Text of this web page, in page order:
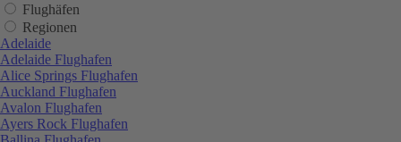
Flughäfen
Regionen
Adelaide
Adelaide Flughafen
Alice Springs Flughafen
Auckland Flughafen
Avalon Flughafen
Ayers Rock Flughafen